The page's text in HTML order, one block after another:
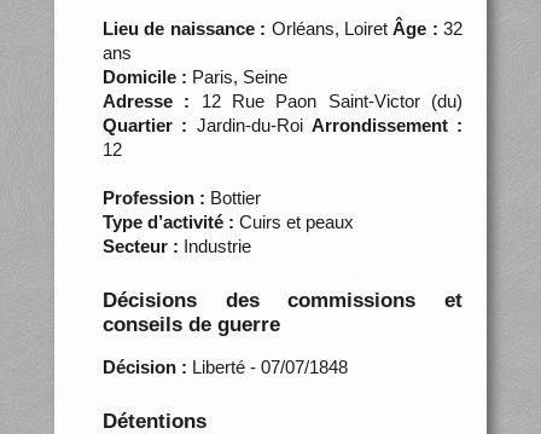
Lieu de naissance : Orléans, LoiretÂge : 32
ans
Domicile : Paris, Seine
Adresse : 12 Rue Paon Saint-Victor (du)
Quartier : Jardin-du-Roi Arrondissement :
12
Profession : Bottier
Type d’activité : Cuirs et peaux
Secteur : Industrie
Décisions des commissions et
conseils de guerre
Décision : Liberté - 07/07/1848
Détentions